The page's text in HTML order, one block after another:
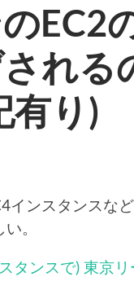
EC2
れる
有り)
インスタンスな
。
タンスで) 東京リ